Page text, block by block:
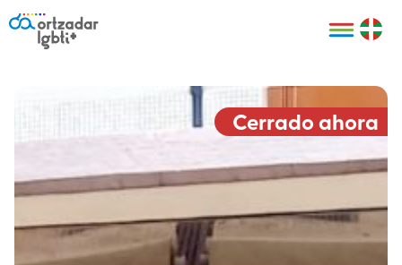
Personas
HARROladies
humanos
LGTBI+ Atlántica
I LGBTI+ Basque
Certificado
empresarial
LGBTI+
seguros LGBTI+
Formación
Formación
Cerrado ahora